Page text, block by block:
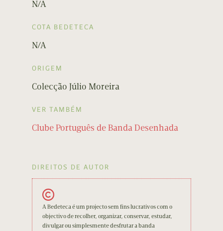
N/A
COTA BEDETECA
N/A
ORIGEM
Colecção Júlio Moreira
VER TAMBÉM
Clube Português de Banda Desenhada
DIREITOS DE AUTOR
A Bedeteca é um projecto sem fins lucrativos com o
objectivo de recolher, organizar, conservar, estudar,
divulgar ou simplesmente desfrutar a banda